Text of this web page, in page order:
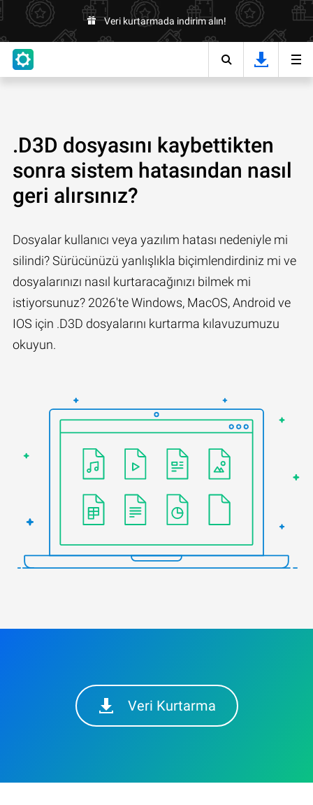
Veri kurtarmada indirim alın!
.D3D dosyasını kaybettikten
sonra sistem hatasından nasıl
geri alırsınız?
Dosyalar kullanıcı veya yazılım hatası nedeniyle mi
silindi? Sürücünüzü yanlışlıkla biçimlendirdiniz mi ve
dosyalarınızı nasıl kurtaracağınızı bilmek mi
istiyorsunuz? 2026'te Windows, MacOS, Android ve
IOS için .D3D dosyalarını kurtarma kılavuzumuzu
okuyun.
Veri Kurtarma